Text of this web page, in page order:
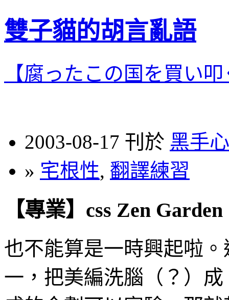
雙子貓的胡言亂語
【腐ったこの国を買い
2003-08-17 刊於 黑手
» 宅根性, 翻譯練習
【專業】css Zen
也不能算是一時興起啦
一，把美編洗腦（？）